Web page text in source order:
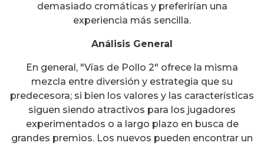
demasiado cromáticas y preferirían una
experiencia más sencilla.
Análisis General
En general, "Vías de Pollo 2" ofrece la misma
mezcla entre diversión y estrategia que su
predecesora; si bien los valores y las características
siguen siendo atractivos para los jugadores
experimentados o a largo plazo en busca de
grandes premios. Los nuevos pueden encontrar un